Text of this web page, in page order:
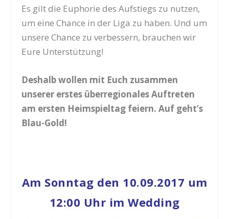
Es gilt die Euphorie des Aufstiegs zu nutzen,
um eine Chance in der Liga zu haben. Und um
unsere Chance zu verbessern, brauchen wir
Eure Unterstützung!
Deshalb wollen mit Euch zusammen
unserer erstes überregionales Auftreten
am ersten Heimspieltag feiern. Auf geht’s
Blau-Gold!
Am Sonntag den 10.09.2017 um
12:00 Uhr im Wedding